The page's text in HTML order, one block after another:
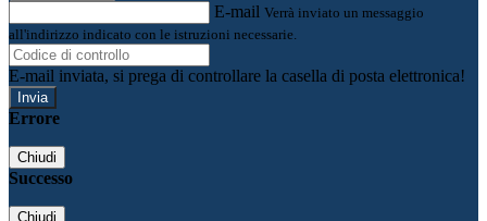
E-mail Verrà inviato un messaggio
all'indirizzo indicato con le istruzioni necessarie.
E-mail inviata, si prega di controllare la casella di posta elettronica!
Errore
Chiudi
Successo
Chiudi